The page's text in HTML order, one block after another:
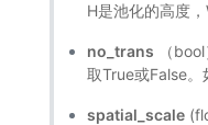
H是池化的高度
no_trans （
取True或False
spatial_scale